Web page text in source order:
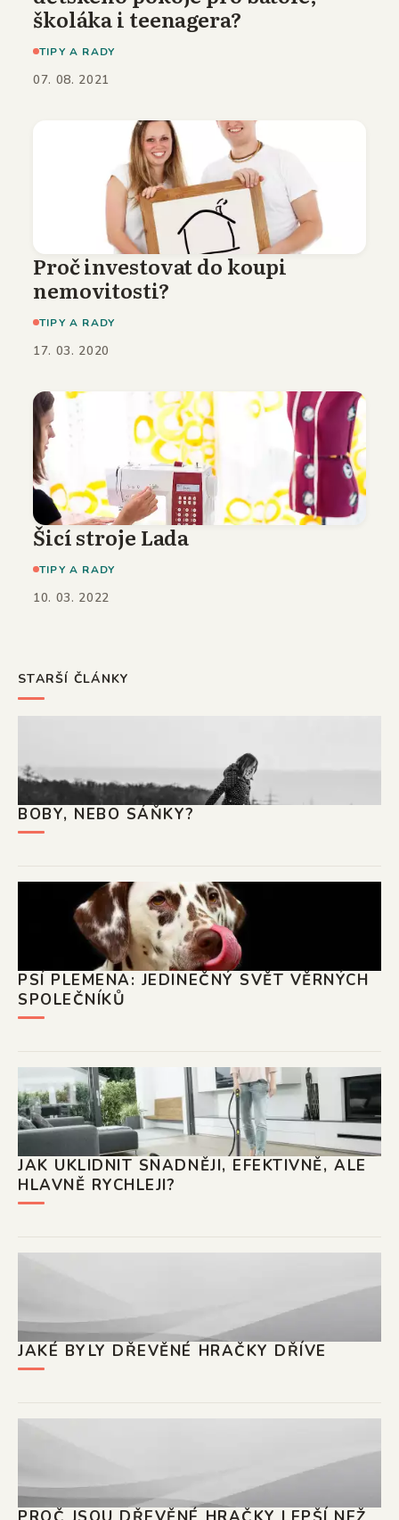
školáka i teenagera?
TIPY A RADY
07. 08. 2021
Proč investovat do koupi
nemovitosti?
TIPY A RADY
17. 03. 2020
Šicí stroje Lada
TIPY A RADY
10. 03. 2022
STARŠÍ ČLÁNKY
BOBY, NEBO SÁŇKY?
PSÍ PLEMENA: JEDINEČNÝ SVĚT VĚRNÝCH
SPOLEČNÍKŮ
JAK UKLIDNIT SNADNĚJI, EFEKTIVNĚ, ALE
HLAVNĚ RYCHLEJI?
JAKÉ BYLY DŘEVĚNÉ HRAČKY DŘÍVE